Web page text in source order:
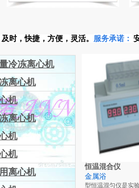
及时，快捷， 方便，灵活。 服务承诺：
恒温混合仪
金属浴
型恒温混匀仪是实
冷冻离心机
离心机
机
离心机
机
机
离心机